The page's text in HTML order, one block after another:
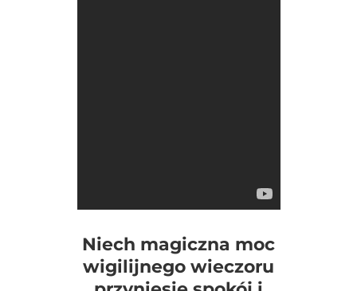
Niech magiczna moc
wigilijnego wieczoru